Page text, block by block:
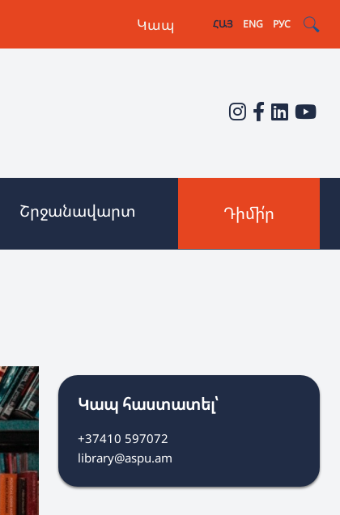
Կապ ՀԱՅ ENG РУС
Շրջանավարտ Դիմի՛ր
Կապ հաստատել՝
+37410 597072
library@aspu.am